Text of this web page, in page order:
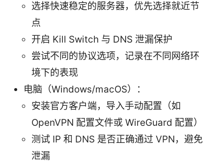
选择快速稳定的服务器，优先选择就近节
点
开启 Kill Switch 与 DNS 泄漏保护
尝试不同的协议选项，记录在不同网络环
境下的表现
电脑（Windows/macOS）：
安装官方客户端，导入手动配置（如
OpenVPN 配置文件或 WireGuard 配置）
测试 IP 和 DNS 是否正确通过 VPN，避免
泄漏